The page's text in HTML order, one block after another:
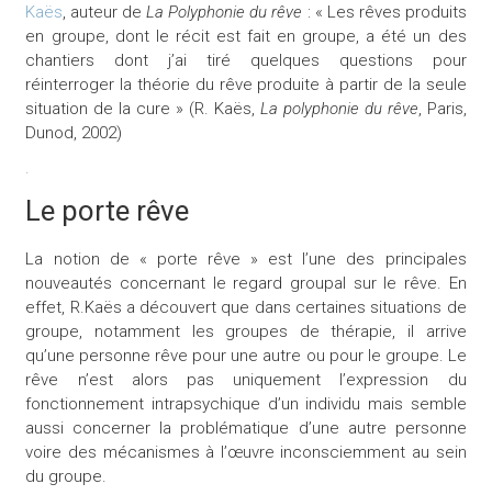
Kaës, auteur deLa Polyphonie du rêve : « Les rêves produits
en groupe, dont le récit est fait en groupe, a été un des
chantiers dont j’ai tiré quelques questions pour
réinterroger la théorie du rêve produite à partir de la seule
situation de la cure » (R. Kaës, La polyphonie du rêve, Paris,
Dunod, 2002)
.
Le porte rêve
La notion de « porte rêve » est l’une des principales
nouveautés concernant le regard groupal sur le rêve. En
effet, R.Kaës a découvert que dans certaines situations de
groupe, notamment les groupes de thérapie, il arrive
qu’une personne rêve pour une autre ou pour le groupe. Le
rêve n’est alors pas uniquement l’expression du
fonctionnement intrapsychique d’un individu mais semble
aussi concerner la problématique d’une autre personne
voire des mécanismes à l’œuvre inconsciemment au sein
du groupe.